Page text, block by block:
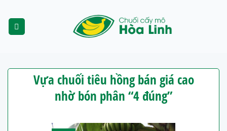
content
Vựa chuối tiêu hồng bán giá cao
nhờ bón phân “4 đúng”